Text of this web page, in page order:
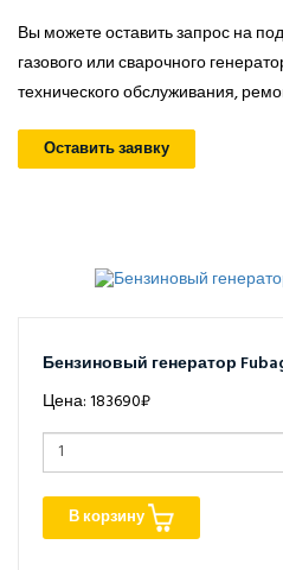
Вы можете оставить запрос на
газового или сварочного
технического обслуживания,
Оставить заявку
Бензиновый генератор
Цена: 183690₽
В корзину